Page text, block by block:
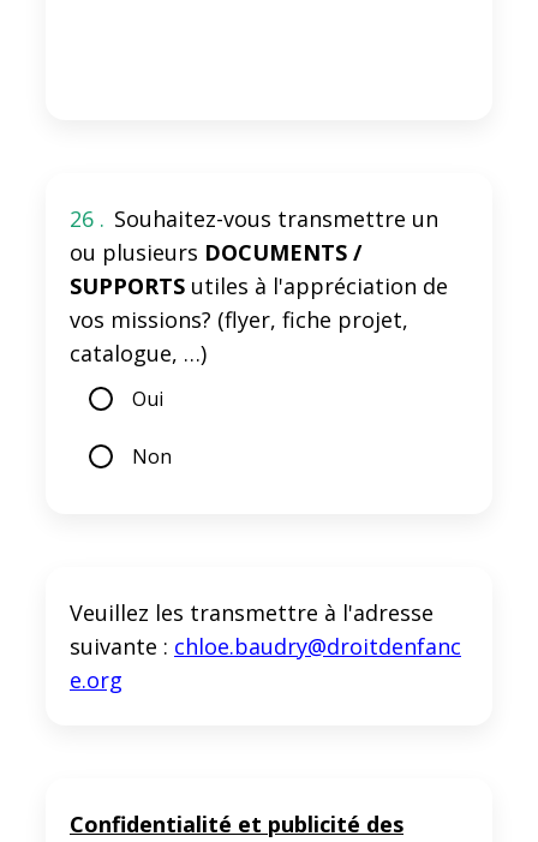
26 . Souhaitez-vous transmettre un
ou plusieurs DOCUMENTS /
SUPPORTS utiles à l'appréciation de
vos missions? (flyer, fiche projet,
catalogue, …)
Oui
Non
Veuillez les transmettre à l'adresse
suivante : chloe.baudry@droitdenfanc
e.org
Confidentialité et publicité des